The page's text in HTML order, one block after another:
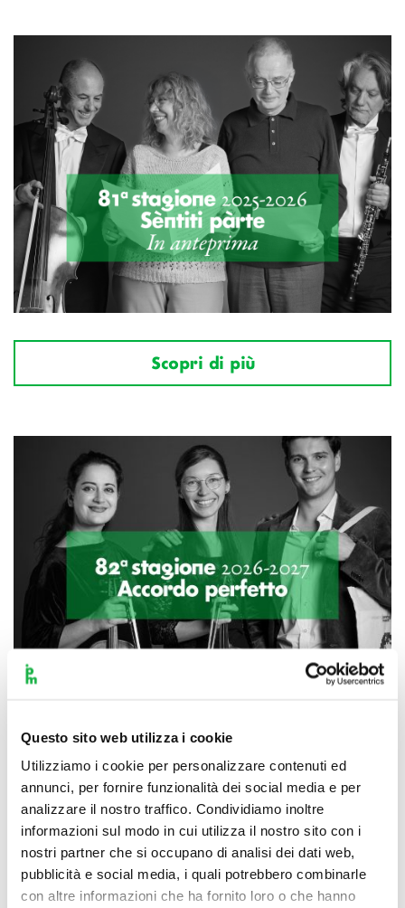
Questo sito web utilizza i cookie
Utilizziamo i cookie per personalizzare contenuti ed
annunci, per fornire funzionalità dei social media e per
analizzare il nostro traffico. Condividiamo inoltre
informazioni sul modo in cui utilizza il nostro sito con i
nostri partner che si occupano di analisi dei dati web,
pubblicità e social media, i quali potrebbero combinarle
con altre informazioni che ha fornito loro o che hanno
Scopri di più
Scopri di più